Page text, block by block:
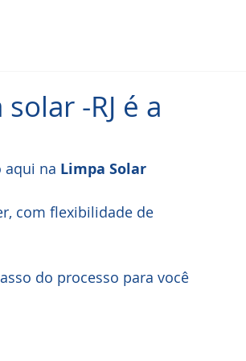
-RJ é a
aqui na Limpa Solar
com flexibilidade de
do processo para você